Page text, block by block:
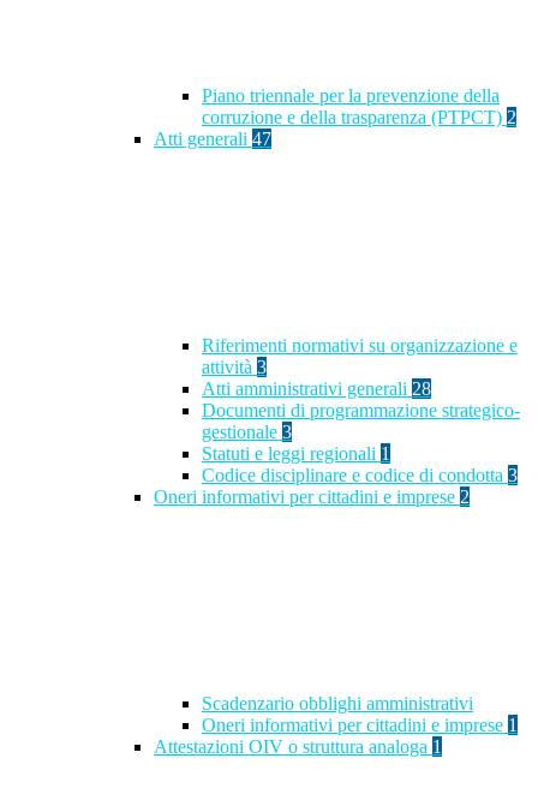
Piano triennale per la prevenzione della
corruzione e della trasparenza (PTPCT) 2
Atti generali 47
Riferimenti normativi su organizzazione e
attività 3
Atti amministrativi generali 28
Documenti di programmazione strategico-
gestionale 3
Statuti e leggi regionali 1
Codice disciplinare e codice di condotta 3
Oneri informativi per cittadini e imprese 2
Scadenzario obblighi amministrativi
Oneri informativi per cittadini e imprese 1
Attestazioni OIV o struttura analoga 1